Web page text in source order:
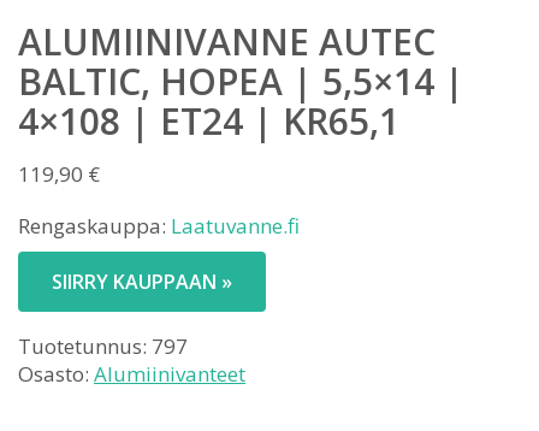
ALUMIINIVANNE AUTEC
BALTIC, HOPEA | 5,5×14 |
4×108 | ET24 | KR65,1
119,90 €
Rengaskauppa: Laatuvanne.fi
SIIRRY KAUPPAAN »
Tuotetunnus: 797
Osasto: Alumiinivanteet